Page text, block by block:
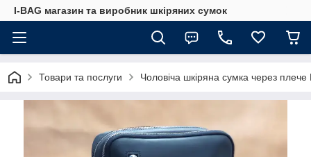
I-BAG магазин та виробник шкіряних сумок
Товари та послуги Чоловіча шкіряна сумка через